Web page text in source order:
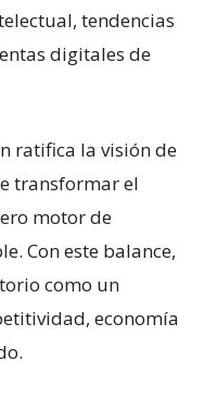
tendencias
digitales de
ratifica la visión de
transformar el
motor de
Con este balance,
como un
economía